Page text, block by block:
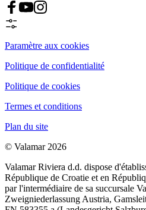
Paramètre aux cookies
Politique de confidentialité
Politique de cookies
Termes et conditions
Plan du site
© Valamar 2026
Valamar Riviera d.d. dispose
République de Croatie et en
par l'intermédiaire de sa succursale
Zweigniederlassung Austria,